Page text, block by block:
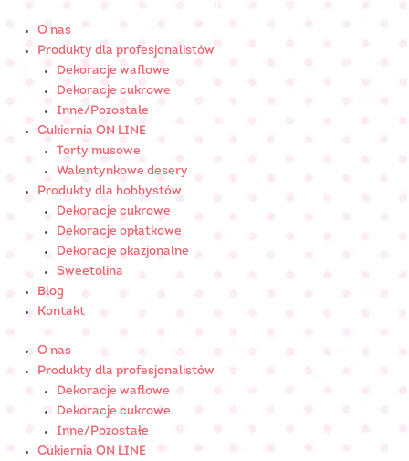
O nas
Produkty dla profesjonalistów
Dekoracje waflowe
Dekoracje cukrowe
Inne/Pozostałe
Cukiernia ON LINE
Torty musowe
Walentynkowe desery
Produkty dla hobbystów
Dekoracje cukrowe
Dekoracje opłatkowe
Dekoracje okazjonalne
Sweetolina
Blog
Kontakt
O nas
Produkty dla profesjonalistów
Dekoracje waflowe
Dekoracje cukrowe
Inne/Pozostałe
Cukiernia ON LINE